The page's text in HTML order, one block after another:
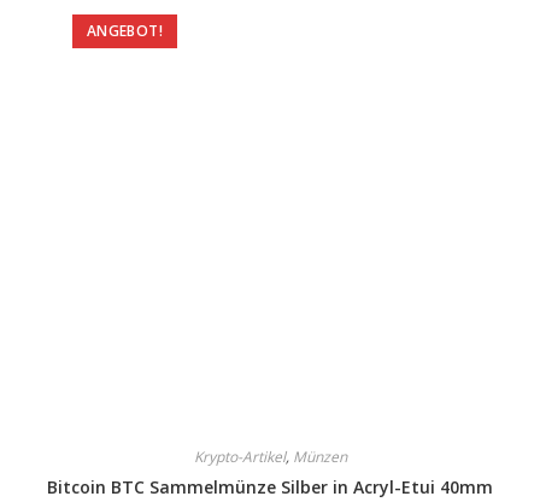
ANGEBOT!
Krypto-Artikel, Münzen
Bitcoin BTC Sammelmünze Silber in Acryl-Etui 40mm